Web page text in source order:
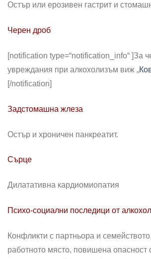
Остър или ерозивен гастрит и
Черен дроб
[notification type=“notification_info“ ]За
увреждания при алкохолизъм виж „
[/notification]
Задстомашна жлеза
Остър и хроничен панкреатит.
Сърце
Дилатативна кардиомиопатия
Психо-социални последици от
Конфликти с партньора и
работното място, повишена опасност